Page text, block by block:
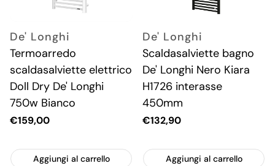
De' Longhi
Termoarredo
scaldasalviette elettrico
Doll Dry De' Longhi
750w Bianco
Prezzo
€159,00
Aggiungi al carrello
De' Longhi
Scaldasalviette bagno
De' Longhi Nero Kiara
H1726 interasse
450mm
Prezzo
€132,90
Aggiungi al carrello